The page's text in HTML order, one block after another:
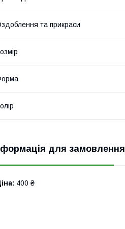
та прикраси
для замовлення
400 ₴